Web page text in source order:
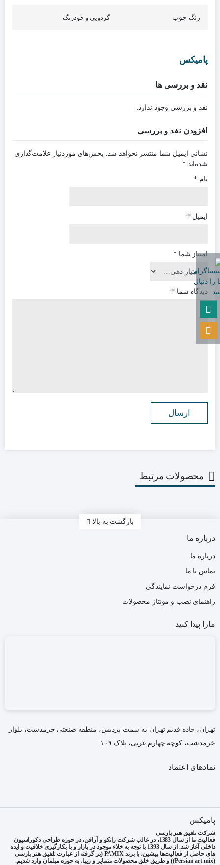
رنگ چوب گردویی و خودرنگ
پامیکس
نقد و بررسی ها
نقد و بررسی وجود ندارد.
افزودن نفد و بررسی
نشانی ایمیل شما منتشر نخواهد شد. بخش‌های موردنیاز علامت‌گذاری
شده‌اند *
نام *
ایمیل *
امتیاز شما *
دیدگاه شما *
محصولات مرتبط
بازگشت به بالا
درباره ما
درباره ما
تماس با ما
فرم درخواست نمایندگی
راهنمای نصب و مونتاژ محصولات
مارا پیدا کنید
تهران، جاده قدیم تهران به سمت پردیس، منطقه صنعتی خرمدشت، بلوار
خرمدشت، کوچه چهارم غربی، پلاک ۱۰۹
نمادهای اعتماد
پامیکس
شرکت تلفیق هنر پارسی
فعالیت ما از سال 1383، در غالب شرکت زانکو و آرافن، در حوزه طراحی دکوراسیون
داخلی آغاز شد. از سال 1393 با توجه به خلاء موجود در بازار و با بکارگیری خلاقیت و ایده
های حاصل از فعالیت‌ها پیشین، با برند PAMIX (بر گرفته از عبارت تلفیق هنر پارسی
(Persian art mix)) و طریق خلق محصولات متمایز و زیبا، به حوزه مبلمان وارد شدیم.